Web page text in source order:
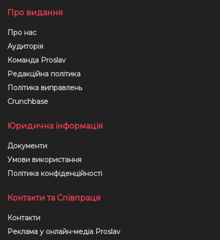
Про видання
Про нас
Аудиторія
Команда Proslav
Редакційна політика
Політика виправлень
Crunchbase
Юридична інформація
Документи
Умови використання
Політика конфіденційності
Контакти та Співпраця
Контакти
Реклама у онлайн-медіа Proslav